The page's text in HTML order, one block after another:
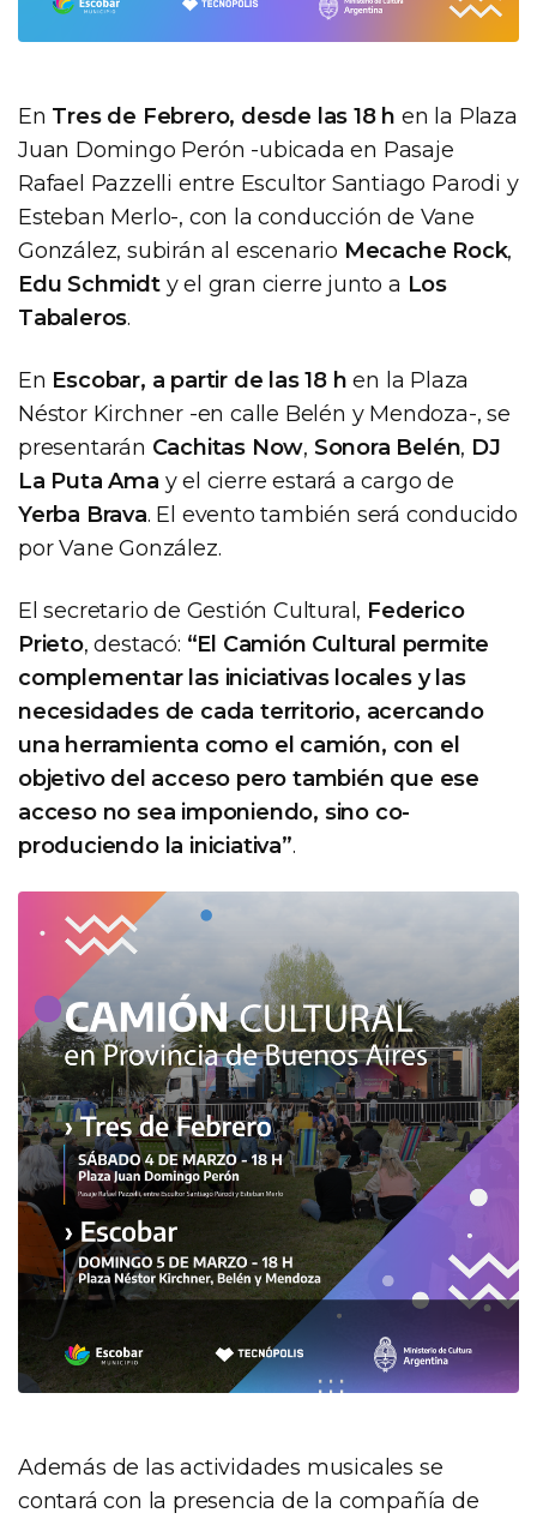
En Tres de Febrero, desde las 18 h en la Plaza
Juan Domingo Perón -ubicada en Pasaje
Rafael Pazzelli entre Escultor Santiago Parodi y
Esteban Merlo-, con la conducción de Vane
González, subirán al escenario Mecache Rock,
Edu Schmidty el gran cierre junto a Los
Tabaleros.
En Escobar, a partir de las 18 h en la Plaza
Néstor Kirchner -en calle Belén y Mendoza-, se
presentarán Cachitas Now, Sonora Belén, DJ
La Puta Ama y el cierre estará a cargo de
Yerba Brava. El evento también será conducido
por Vane González.
El secretario de Gestión Cultural, Federico
Prieto, destacó: “El Camión Cultural permite
complementar las iniciativas locales y las
necesidades de cada territorio, acercando
una herramienta como el camión, con el
objetivo del acceso pero también que ese
acceso no sea imponiendo, sino co-
produciendo la iniciativa”.
Además de las actividades musicales se
contará con la presencia de la compañía de